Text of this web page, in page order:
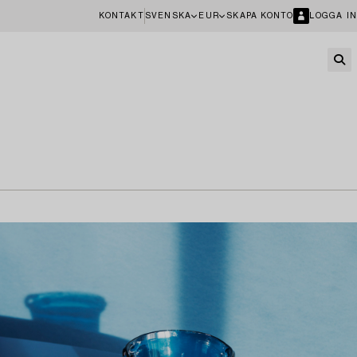
KONTAKT SVENSKA EUR SKAPA KONTO LOGGA IN